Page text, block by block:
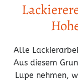
Alle
Aus diesem
Lupe nehmen,